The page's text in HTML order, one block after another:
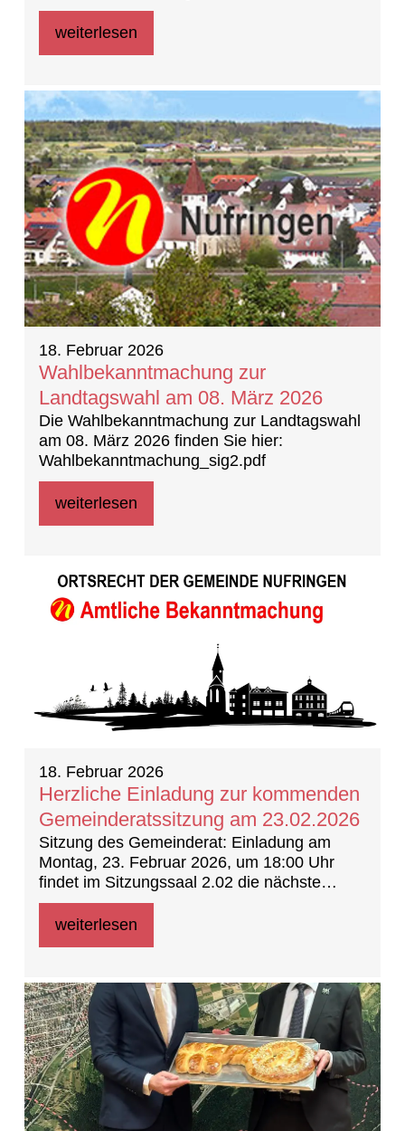
weiterlesen
18. Februar 2026
Wahlbekanntmachung zur
Landtagswahl am 08. März 2026
Die Wahlbekanntmachung zur Landtagswahl
am 08. März 2026 finden Sie hier:
Wahlbekanntmachung_sig2.pdf
weiterlesen
18. Februar 2026
Herzliche Einladung zur kommenden
Gemeinderatssitzung am 23.02.2026
Sitzung des Gemeinderat: Einladung am
Montag, 23. Februar 2026, um 18:00 Uhr
findet im Sitzungssaal 2.02 die nächste
Sitzung des Gemeinderates statt.
weiterlesen